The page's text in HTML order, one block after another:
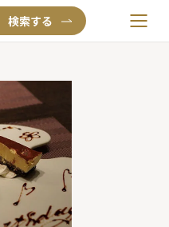
閲覧履歴
TOP
Annyお祝い体験について
Annyお祝いアイテムについて
よくあるご質問